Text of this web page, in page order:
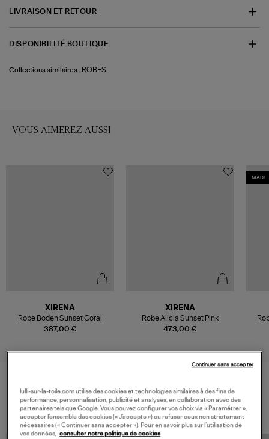
LIVRAISON ET RETOUR
DISPONIBILITÉ BOUTIQUE
Collections similaires : ROBES
VOUS AIMEREZ AUSSI
387,00 €
XIRENA
Robe Boden Sunset Coral
473,00 €
XIRENA
Robe Alicia Sunset Pink
MADE
VOS DERNIERS PRODUITS VUS
lulli-sur-la-toile.com utilise des cookies et technologies similaires à des fins de
performance, personnalisation, publicité et analyses, en collaboration avec des
partenaires tels que Google. Vous pouvez configurer vos choix via « Paramétrer »,
accepter l’ensemble des cookies (« J’accepte ») ou refuser ceux non strictement
nécessaires (« Continuer sans accepter »). Pour en savoir plus sur l’utilisation de
vos données, consulter notre politique de cookies
Continuer sans accepter